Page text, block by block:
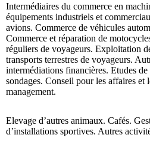
Intermédiaires du commerce en
équipements industriels et
avions. Commerce de véhicules
Commerce et réparation de
réguliers de voyageurs. Exploitation
transports terrestres de voyageurs.
intermédiations financières. Etudes de
sondages. Conseil pour les affaires et
management.
Elevage d’autres animaux. Cafés.
d’installations sportives. Autres